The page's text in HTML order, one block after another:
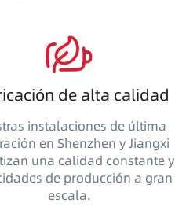
de alta calidad
instalaciones de última
en Shenzhen y Jiangxi
una calidad constante y
de producción a gran
escala.